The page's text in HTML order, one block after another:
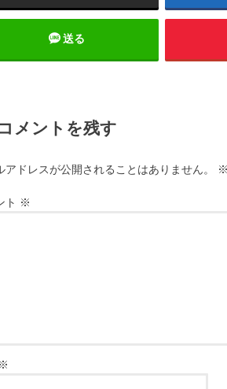
送る
コメントを残す
アドレスが公開されることはありません。
ト ※
※